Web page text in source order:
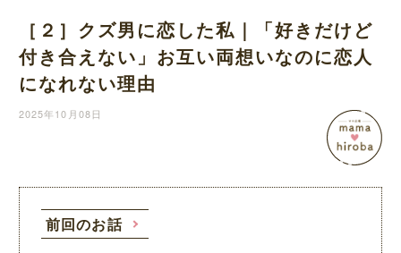
［２］クズ男に恋した私｜「好きだけど
付き合えない」お互い両想いなのに恋人
になれない理由
2025年10月08日
前回のお話